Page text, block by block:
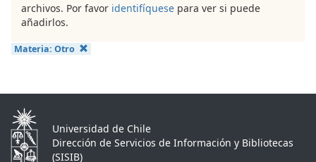
archivos. Por favor identifíquese para ver si puede
añadirlos.
Materia: Otro
Universidad de Chile
Dirección de Servicios de Información y Bibliotecas
(SISIB)